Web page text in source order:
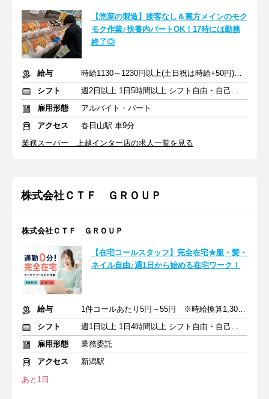
【惣菜の製造】接客なし＆裏方メインのモク
モク作業♪扶養内パートOK！17時には勤務
終了◎
給与
時給1130～1230円以上(土日祝は時給+50円)+交通費
シフト
週2日以上 1日5時間以上 シフト自由・自己申告
雇用形態
アルバイト・パート
アクセス
春日山駅 車9分
業務スーパー 上越インター店の求人一覧を見る
株式会社ＣＴＦ ＧＲＯＵＰ
株式会社ＣＴＦ ＧＲＯＵＰ
【在宅コールスタッフ】完全在宅★服・髪・
ネイル自由♪週1日から始める在宅ワーク！
給与
1件コールあたり5円～55円 ※時給換算1,300円～4,000円
シフト
週1日以上 1日4時間以上 シフト自由・自己申告
雇用形態
業務委託
アクセス
新潟駅
あと1日